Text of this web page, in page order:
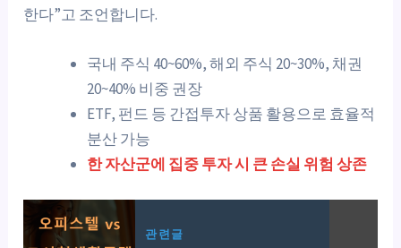
한다”고 조언합니다.
국내 주식 40~60%, 해외 주식 20~30%, 채권
20~40% 비중 권장
ETF, 펀드 등 간접투자 상품 활용으로 효율적
분산 가능
한 자산군에 집중 투자 시 큰 손실 위험 상존
관련글